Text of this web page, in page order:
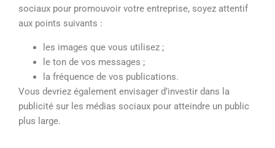
sociaux pour promouvoir votre entreprise, soyez attentif
aux points suivants :
les images que vous utilisez ;
le ton de vos messages ;
la fréquence de vos publications.
Vous devriez également envisager d’investir dans la
publicité sur les médias sociaux pour atteindre un public
plus large.